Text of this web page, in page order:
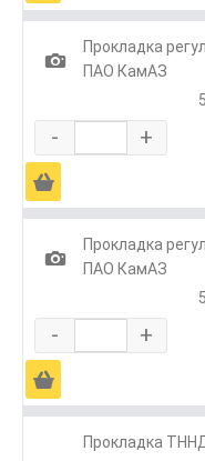
1
Прокладка
ПАО КамАЗ
- +
Ä
1
Прокладка
ПАО КамАЗ
- +
Ä
Прокладка